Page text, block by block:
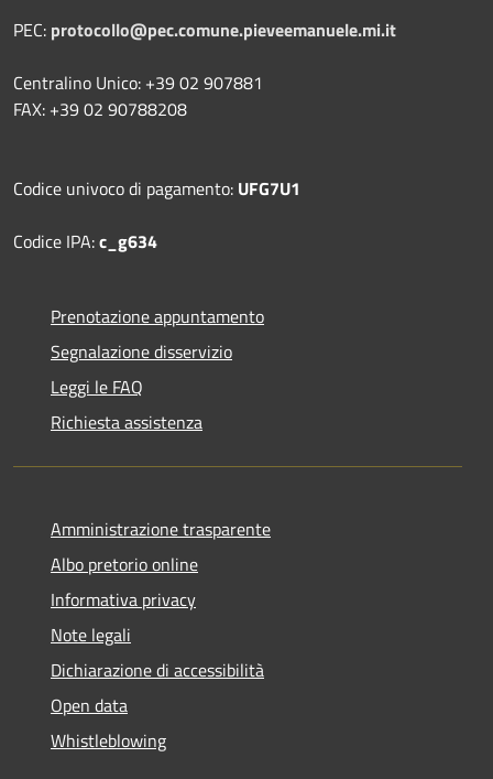
PEC: protocollo@pec.comune.pieveemanuele.mi.it
Centralino Unico: +39 02 907881
FAX: +39 02 90788208
Codice univoco di pagamento: UFG7U1
Codice IPA:c_g634
Prenotazione appuntamento
Segnalazione disservizio
Leggi le FAQ
Richiesta assistenza
Amministrazione trasparente
Albo pretorio online
Informativa privacy
Note legali
Dichiarazione di accessibilità
Open data
Whistleblowing